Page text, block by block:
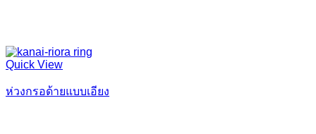
Quick View
ห่วงกรอด้ายแบบเอียง